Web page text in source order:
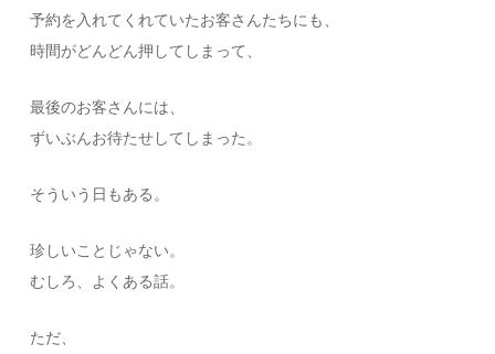
予約を入れてくれていたお客さんたちにも、
時間がどんどん押してしまって、
最後のお客さんには、
ずいぶんお待たせしてしまった。
そういう日もある。
珍しいことじゃない。
むしろ、よくある話。
ただ、